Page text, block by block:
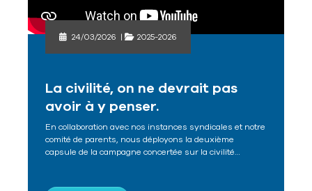
24/03/2026 | 2025-2026
La civilité, on ne devrait pas
avoir à y penser.
En collaboration avec nos instances syndicales et notre
comité de parents, nous déployons la deuxième
capsule de la campagne concertée sur la civilité…